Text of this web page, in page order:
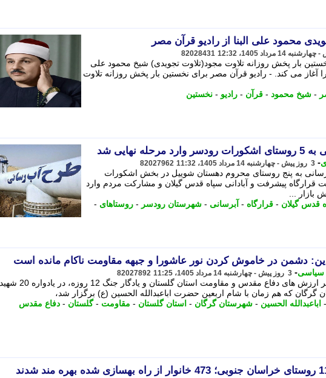
محمود علی البنا از رادیو قرآن مصر
82028431
بار پخش روزانه تلاوت مجود(تلاوت تجویدی) شیخ محمود علی
آغاز می کند. - رادیو قرآن مصر برای نخستین بار پخش روزانه تلاوت
- شیخ محمود - قرآن - رادیو - نخستین
نهایی شد
- 3 روز پیش - چهارشنبه 14 مرداد 1405، 11:32 82027962
به پنج روستای محروم دهستان شوییل در بخش اشکورات
پیشرفت و آبادانی سپاه قدس گیلان و مشارکت مردم وارد
بازار ...
قدس گیلان - قرارگاه - آبرسانی - شهرستان رودسر - روستاهای -
دشمن در خاموش کردن نور عاشورا و جبهه مقاومت ناکام مانده است
سیاسی- 3 روز پیش - چهارشنبه 14 مرداد 1405، 11:25 82027892
مدیر کل حفظ آثار و نشر ارزش های دفاع مقدس و مقاومت استان گلستان و یادگار جنگ 12 روزه، در یادواره 20 شهید
گرگان که هم زمان با شام اربعین حضرت اباعبدالله الحسین (ع) برگزار شد،
- اباعبدالله الحسین - شهرستان گرگان - استان گلستان - مقاومت -گلستان - دفاع مقدس